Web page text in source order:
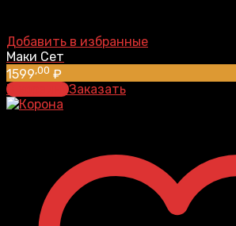
Добавить в избранные
Маки Сет
1599,00 ₽
В корзинуЗаказать